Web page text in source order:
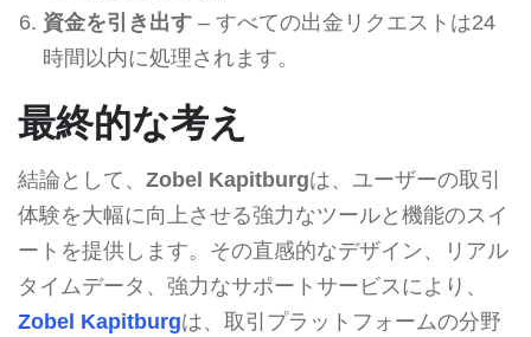
資金を引き出す– すべての出金リクエストは24
時間以内に処理されます。
最終的な考え
結論として、 Zobel Kapitburgは、ユーザーの取引
体験を大幅に向上させる強力なツールと機能のスイ
ートを提供します。その直感的なデザイン、リアル
タイムデータ、強力なサポートサービスにより、
Zobel Kapitburgは、取引プラットフォームの分野